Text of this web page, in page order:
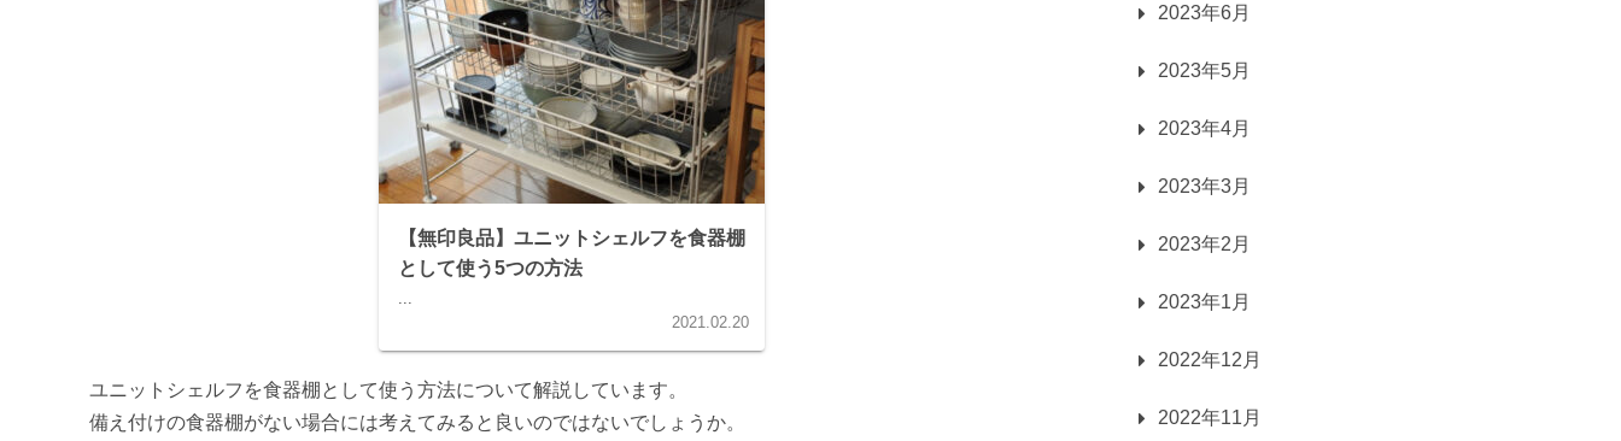
【無印良品】ユニットシェルフを食器棚
として使う5つの方法
...
2021.02.20
ユニットシェルフを食器棚として使う方法について解説しています。
備え付けの食器棚がない場合には考えてみると良いのではないでしょうか。
2023年6月
2023年5月
2023年4月
2023年3月
2023年2月
2023年1月
2022年12月
2022年11月